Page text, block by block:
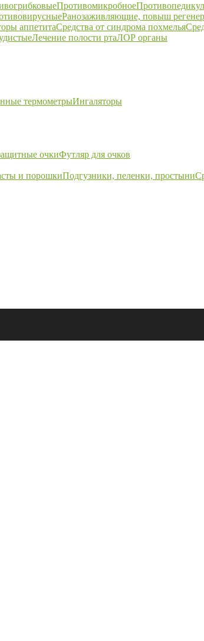
Противомикробное
Ранозаживляющие, повыш
аппетитаСредства от синдрома похмелья
Лечение полости ртаЛОР органы
термометрыИнгаляторы
очкиФутляр для очков
и порошкиПодгузники, пеленки, простыни